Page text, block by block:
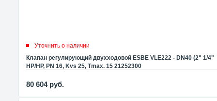
Уточнить о наличии
Клапан регулирующий двухходовой ESBE VLE222 - DN40 (2" 1/4"
НР/НР, PN 16, Kvs 25, Tmax. 15 21252300
80 604 руб.